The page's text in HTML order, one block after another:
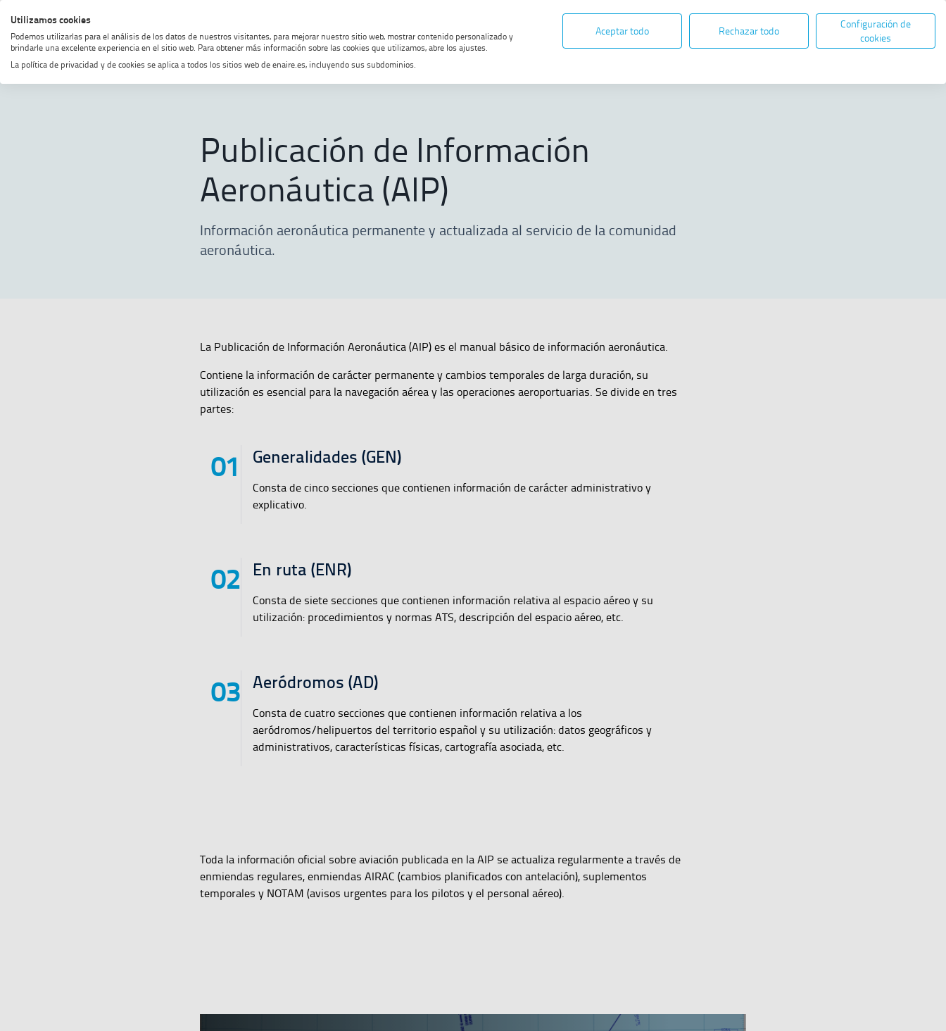
Saltar
al
menú
Saltar
al
contenido
Saltar
al
footer
Activar
alto
contraste
MENÚ SEDE ELECTRÓNICA
Abre en nueva ventana
Home Publicación de Información Aeronáutica (AIP)
Publicación de Información
Aeronáutica (AIP)
Información aeronáutica permanente y actualizada al servicio de la comunidad
aeronáutica.
La Publicación de Información Aeronáutica (AIP) es el manual básico de información aeronáutica.
Contiene la información de carácter permanente y cambios temporales de larga duración, su
utilización es esencial para la navegación aérea y las operaciones aeroportuarias. Se divide en tres
partes:
Generalidades (GEN)
Consta de cinco secciones que contienen información de carácter administrativo y
explicativo.
En ruta (ENR)
Consta de siete secciones que contienen información relativa al espacio aéreo y su
utilización: procedimientos y normas ATS, descripción del espacio aéreo, etc.
Aeródromos (AD)
Consta de cuatro secciones que contienen información relativa a los
aeródromos/helipuertos del territorio español y su utilización: datos geográficos y
administrativos, características físicas, cartografía asociada, etc.
Toda la información oficial sobre aviación publicada en la AIP se actualiza regularmente a través de
enmiendas regulares, enmiendas AIRAC (cambios planificados con antelación), suplementos
temporales y NOTAM (avisos urgentes para los pilotos y el personal aéreo).
Utilizamos cookies
Podemos utilizarlas para el análisis de los datos de nuestros visitantes, para mejorar nuestro sitio web, mostrar contenido personalizado y
brindarle una excelente experiencia en el sitio web. Para obtener más información sobre las cookies que utilizamos, abre los ajustes.
La política de privacidad y de cookies se aplica a todos los sitios web de enaire.es, incluyendo sus subdominios.
Aceptar todo Rechazar todo
Configuración de
cookies